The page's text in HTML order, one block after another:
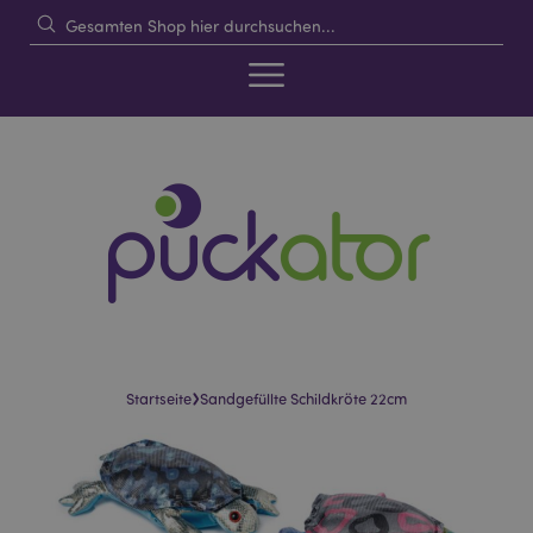
Startseite›Sandgefüllte Schildkröte 22cm
beginning